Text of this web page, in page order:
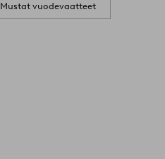
Mustat vuodevaatteet